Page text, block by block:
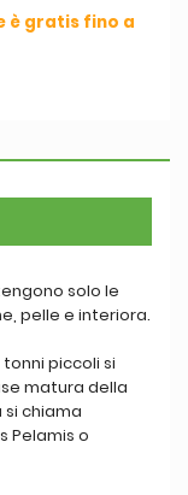
è gratis fino a
solo le
pelle e interiora.
piccoli si
matura della
chiama
Pelamis o